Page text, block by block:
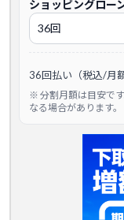
ショッピングロー
36回払い（税込/月額
※ 分割月額は目安で
なる場合があります。